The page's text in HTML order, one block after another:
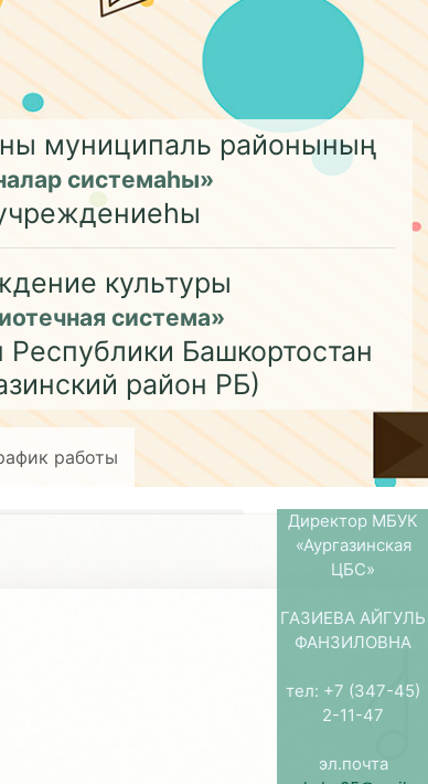
муниципаль районының
системаһы»
культуры
система»
Башкортостан
район РБ)
работы
Директор МБУК
«Аургазинская
ЦБС»
ГАЗИЕВА АЙГУЛЬ
ФАНЗИЛОВНА
тел: +7 (347-45)
2-11-47
эл.почта